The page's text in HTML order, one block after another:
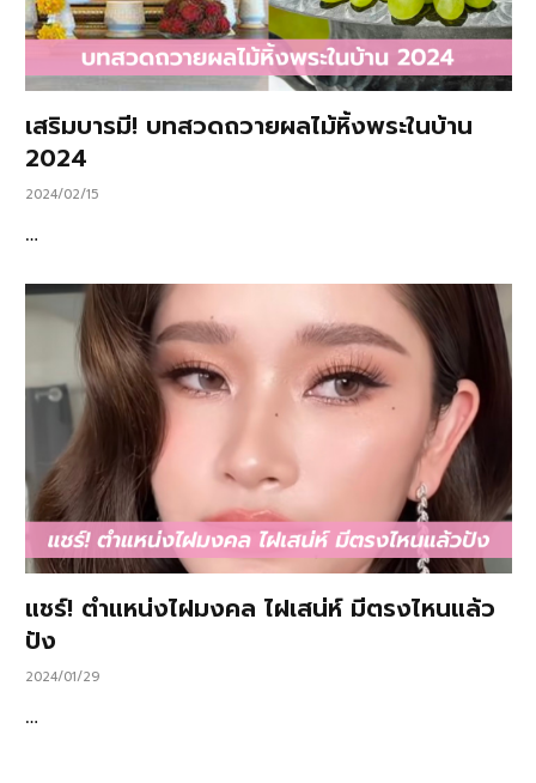
เสริมบารมี! บทสวดถวายผลไม้หิ้งพระในบ้าน
2024
2024/02/15
…
แชร์! ตำแหน่งไฝมงคล ไฝเสน่ห์ มีตรงไหนแล้ว
ปัง
2024/01/29
…